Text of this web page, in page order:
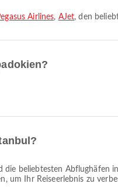
Airlines, AJet, den
die beliebtesten Abflughäfen
um Ihr Reiseerlebnis zu